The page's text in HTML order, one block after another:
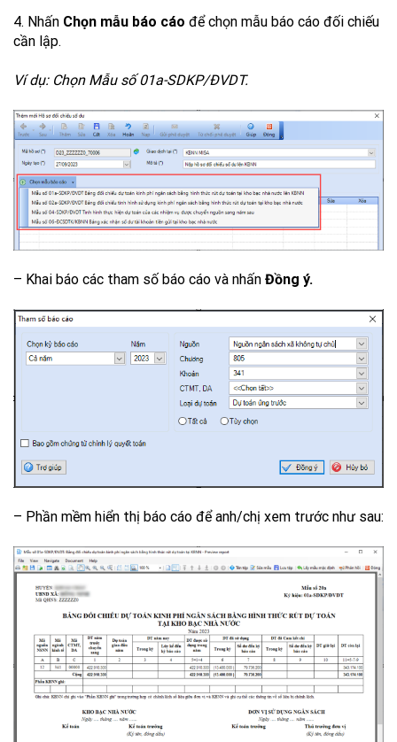
4. Nhấn Chọn mẫu báo cáo để chọn mẫu báo cáo đối chiếu
cần lập.
Ví dụ: Chọn Mẫu số 01a-SDKP/ĐVDT.
– Khai báo các tham số báo cáo và nhấn Đồng ý.
– Phần mềm hiển thị báo cáo để anh/chị xem trước như sau: